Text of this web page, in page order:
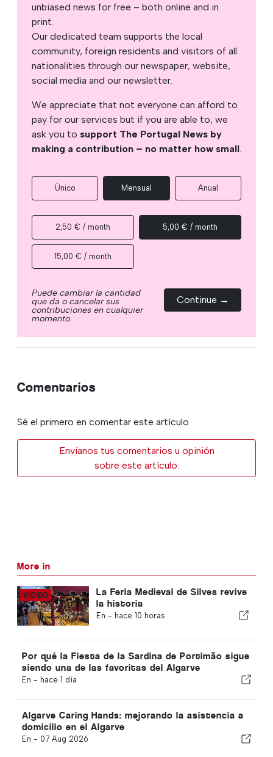
unbiased news for free – both online and in
print.
Our dedicated team supports the local
community, foreign residents and visitors of all
nationalities through our newspaper, website,
social media and our newsletter.
We appreciate that not everyone can afford to
pay for our services but if you are able to, we
ask you to support The Portugal News by
making a contribution – no matter how small.
Único Mensual Anual
2,50 € / month 5,00 € / month
15,00 € / month
Puede cambiar la cantidad
que da o cancelar sus
contribuciones en cualquier
momento.
Continue →
Comentarios
Sé el primero en comentar este artículo
Envíanos tus comentarios u opinión
sobre este artículo.
More in
La Feria Medieval de Silves revive
la historia
En - hace 10 horas
Por qué la Fiesta de la Sardina de Portimão sigue
siendo una de las favoritas del Algarve
En - hace 1 día
Algarve Caring Hands: mejorando la asistencia a
domicilio en el Algarve
En - 07 Aug 2026